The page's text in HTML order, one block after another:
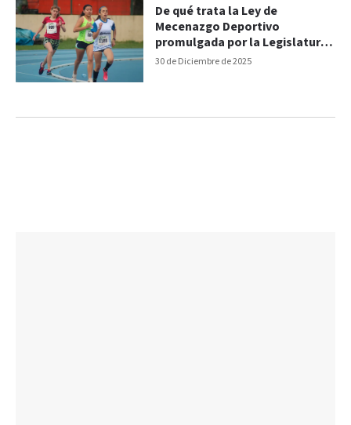
30 de Diciembre de 2025
De qué trata la Ley de
Mecenazgo Deportivo
promulgada por la Legislatura
de la provincia: requisitos para